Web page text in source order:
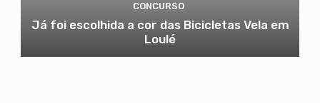
CONCURSO
Já foi escolhida a cor das Bicicletas Vela em
Loulé